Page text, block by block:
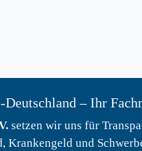
Deutschland – Ihr
setzen wir uns für
Krankengeld und